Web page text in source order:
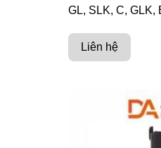
GL, SLK, C, GLK,
Liên hệ